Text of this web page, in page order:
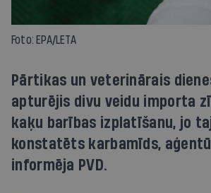
Foto: EPA/LETA
Pārtikas un veterinārais
apturējis divu veidu importa
kaķu barības izplatīšanu, jo
konstatēts karbamīds,
informēja PVD.